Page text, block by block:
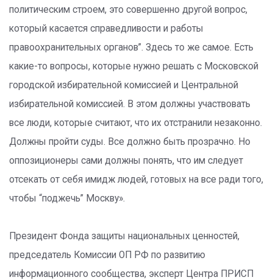
политическим строем, это совершенно другой вопрос,
который касается справедливости и работы
правоохранительных органов”. Здесь то же самое. Есть
какие-то вопросы, которые нужно решать с Московской
городской избирательной комиссией и Центральной
избирательной комиссией. В этом должны участвовать
все люди, которые считают, что их отстранили незаконно.
Должны пройти суды. Все должно быть прозрачно. Но
оппозиционеры сами должны понять, что им следует
отсекать от себя имидж людей, готовых на все ради того,
чтобы “поджечь” Москву».
Президент Фонда защиты национальных ценностей,
председатель Комиссии ОП РФ по развитию
информационного сообщества, эксперт Центра ПРИСП